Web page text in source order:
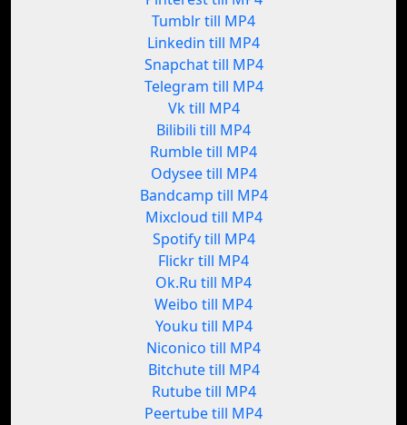
Tumblr till MP4
Linkedin till MP4
Snapchat till MP4
Telegram till MP4
Vk till MP4
Bilibili till MP4
Rumble till MP4
Odysee till MP4
Bandcamp till MP4
Mixcloud till MP4
Spotify till MP4
Flickr till MP4
Ok.Ru till MP4
Weibo till MP4
Youku till MP4
Niconico till MP4
Bitchute till MP4
Rutube till MP4
Peertube till MP4